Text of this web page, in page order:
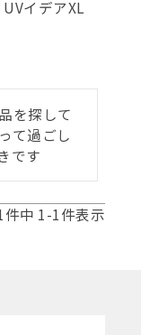
イデアXL
を探して
て過ごし
です
件中 1-1件表示